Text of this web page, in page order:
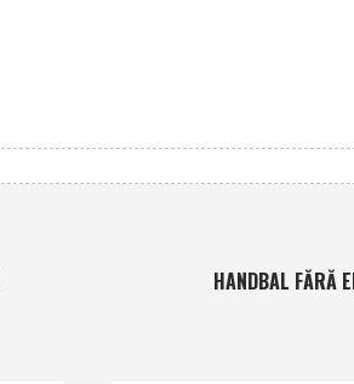
HANDBAL FĂRĂ